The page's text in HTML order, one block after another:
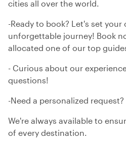
cities all over the world.
-Ready to book? Let's set
unforgettable journey! Book
allocated one of our top
- Curious about our
questions!
-Need a personalized
We're always available to
of every destination.